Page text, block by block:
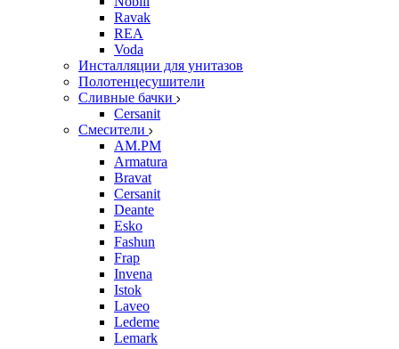
Ravak
REA
Voda
Инсталляции для унитазов
Полотенцесушители
Сливные бачки
Cersanit
Смесители
AM.PM
Armatura
Bravat
Cersanit
Deante
Esko
Fashun
Frap
Invena
Istok
Laveo
Ledeme
Lemark